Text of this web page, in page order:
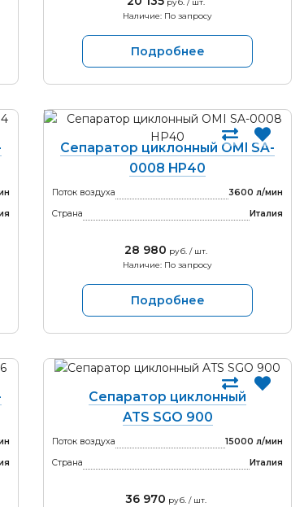
Наличие: По запросу
Подробнее
Сепаратор циклонный OMI SA-
0008 HP40
Поток воздуха
3600 л/мин
Страна
Италия
28 980 руб. / шт.
Наличие: По запросу
Подробнее
Сепаратор циклонный
ATS SGO 900
Поток воздуха
15000 л/мин
Страна
Италия
36 970 руб. / шт.